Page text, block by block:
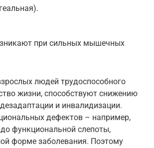
при сильных мышечных
людей трудоспособного
жизни, способствуют снижению
и инвалидизации.
дефектов – например,
функциональной слепоты,
форме заболевания. Поэтому